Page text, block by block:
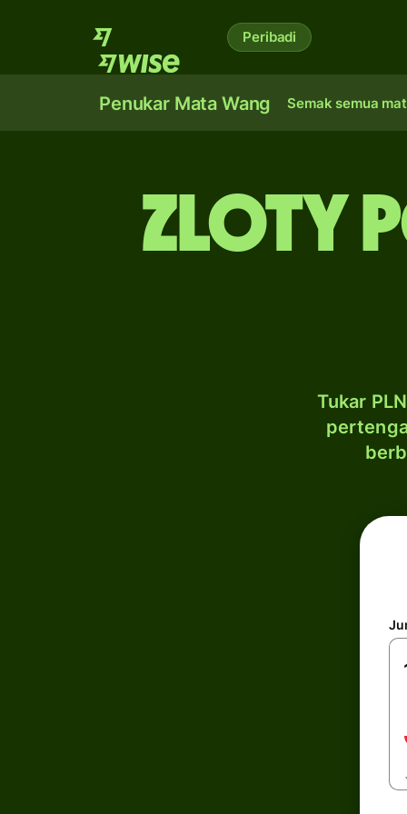
Peribadi
Penukar Mata Wang Semak semua
zloty
Tukar